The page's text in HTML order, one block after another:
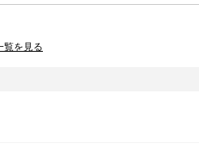
を見る